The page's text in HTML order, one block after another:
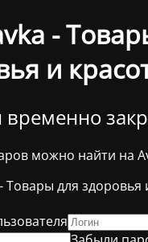
-
и
временно
можно найти на
Товары для здоровья